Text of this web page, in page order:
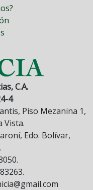
C.A.
4
Piso Mezanina 1,
Vista.
Edo. Bolívar,